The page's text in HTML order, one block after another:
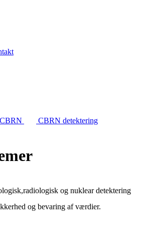
CBRN detektering
og nuklear detektering
og bevaring af værdier.